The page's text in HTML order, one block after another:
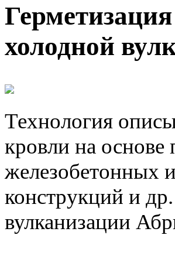
холодной
Технология
кровли на
железобетонных
конструкций и
вулканизации